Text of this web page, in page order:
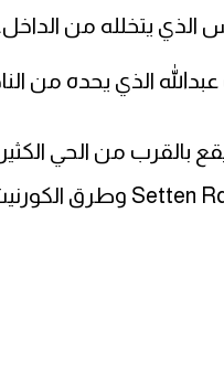
الذي يتخلله من
الذي يحده من
بالقرب من الحي